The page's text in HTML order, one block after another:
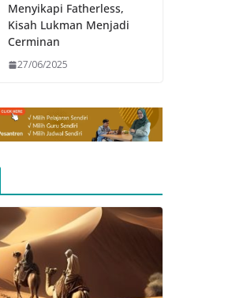
Menyikapi Fatherless,
Kisah Lukman Menjadi
Cerminan
27/06/2025